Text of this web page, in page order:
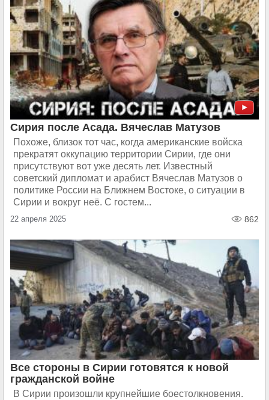
Сирия после Асада. Вячеслав Матузов
Похоже, близок тот час, когда американские войска
прекратят оккупацию территории Сирии, где они
присутствуют вот уже десять лет. Известный
советский дипломат и арабист Вячеслав Матузов о
политике России на Ближнем Востоке, о ситуации в
Сирии и вокруг неё. С гостем...
22 апреля 2025 862
Все стороны в Сирии готовятся к новой
гражданской войне
В Сирии произошли крупнейшие боестолкновения.